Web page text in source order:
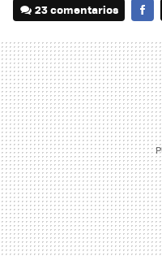
23 comentarios